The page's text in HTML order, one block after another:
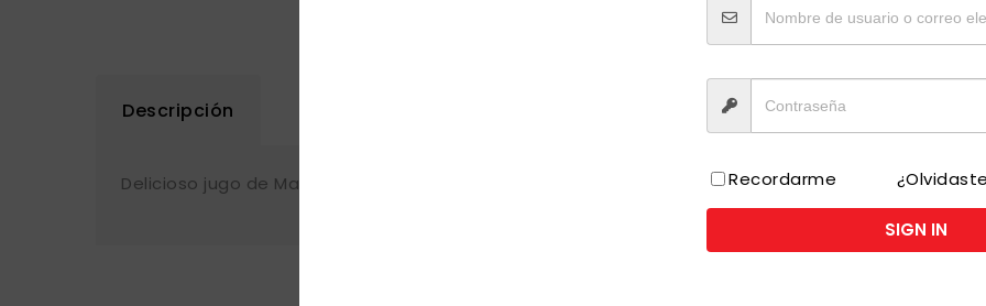
Descripción
Delicioso jugo de Mango, sin conservadores, sin azúcar añadida. Con un envase innovador,
Recordarme
SIGN IN